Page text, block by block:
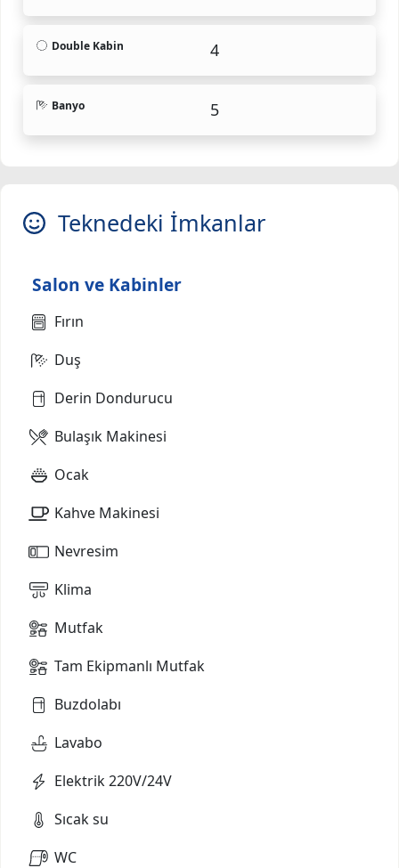
Double Kabin 4
Banyo 5
Teknedeki İmkanlar
Salon ve Kabinler
Fırın
Duş
Derin Dondurucu
Bulaşık Makinesi
Ocak
Kahve Makinesi
Nevresim
Klima
Mutfak
Tam Ekipmanlı Mutfak
Buzdolabı
Lavabo
Elektrik 220V/24V
Sıcak su
WC